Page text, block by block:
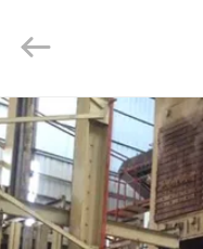
家
製
品
SUZHOU
CMT
ENGINEERING
CO.,
LTD..
All
Rights
Reserved.